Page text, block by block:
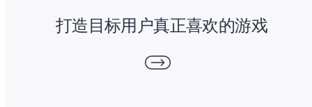
打造目标用户真正喜欢的游戏